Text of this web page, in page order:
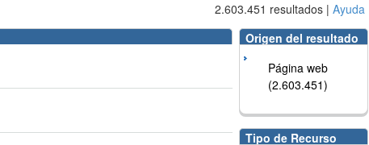
2.603.451 resultados | Ayuda
Origen del resultado
Página web
(2.603.451)
Tipo de Recurso